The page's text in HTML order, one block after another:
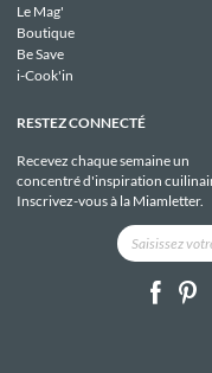
Le Mag'
Boutique
Be Save
i-Cook'in
RESTEZ CONNECTÉ
Recevez chaque semaine un
concentré d'inspiration
Inscrivez-vous à la Miamletter.